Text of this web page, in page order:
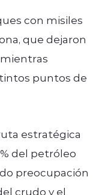
con misiles
que dejaron
puntos de
estratégica
del petróleo
preocupación
crudo y el